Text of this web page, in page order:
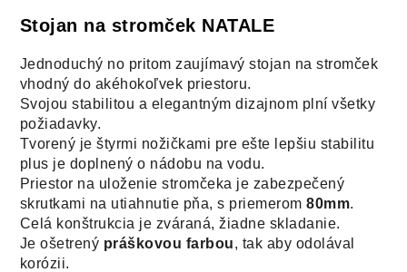
Stojan na stromček NATALE
Jednoduchý no pritom zaujímavý stojan na stromček
vhodný do akéhokoľvek priestoru.
Svojou stabilitou a elegantným dizajnom plní všetky
požiadavky.
Tvorený je štyrmi nožičkami pre ešte lepšiu stabilitu
plus je doplnený o nádobu na vodu.
Priestor na uloženie stromčeka je zabezpečený
skrutkami na utiahnutie pňa, s priemerom 80mm.
Celá konštrukcia je zváraná, žiadne skladanie.
Je ošetrený práškovou farbou, tak aby odolával
korózii.